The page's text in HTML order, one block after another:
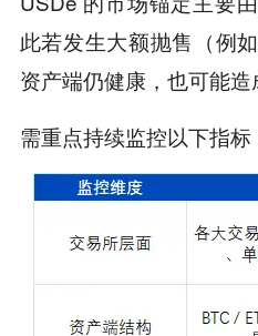
此若发生大额抛售（例
资产端仍健康，也可能造
需重点持续监控以下指标